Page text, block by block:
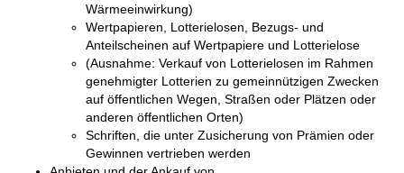
Wärmeeinwirkung)
Wertpapieren, Lotterielosen, Bezugs- und
Anteilscheinen auf Wertpapiere und Lotterielose
(Ausnahme: Verkauf von Lotterielosen im Rahmen
genehmigter Lotterien zu gemeinnützigen Zwecken
auf öffentlichen Wegen, Straßen oder Plätzen oder
anderen öffentlichen Orten)
Schriften, die unter Zusicherung von Prämien oder
Gewinnen vertrieben werden